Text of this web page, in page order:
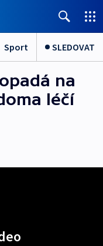
Sport SLEDOVAT
na
léčí